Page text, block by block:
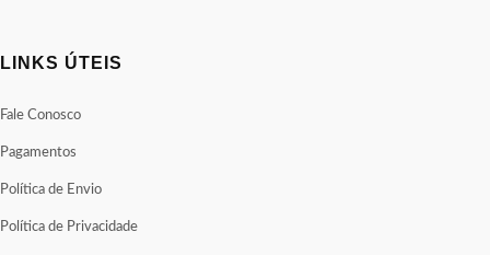
LINKS ÚTEIS
Fale Conosco
Pagamentos
Política de Envio
Política de Privacidade